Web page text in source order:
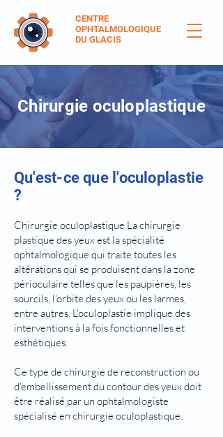
CENTRE
OPHTALMOLOGIQUE
DU GLACIS
Chirurgie oculoplastique
Qu'est-ce que l'oculoplastie
?
Chirurgie oculoplastique La chirurgie
plastique des yeux est la spécialité
ophtalmologique qui traite toutes les
altérations qui se produisent dans la zone
périoculaire telles que les paupières, les
sourcils, l'orbite des yeux ou les larmes,
entre autres. L'oculoplastie implique des
interventions à la fois fonctionnelles et
esthétiques.
Ce type de chirurgie de reconstruction ou
d'embellissement du contour des yeux doit
être réalisé par un ophtalmologiste
spécialisé en chirurgie oculoplastique.